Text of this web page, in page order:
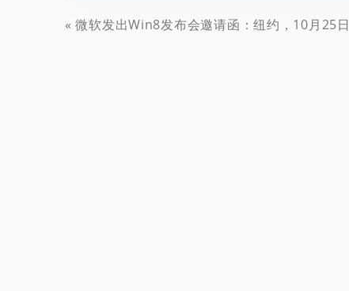
微软发出Win8发布会邀请函：纽约，10月25日